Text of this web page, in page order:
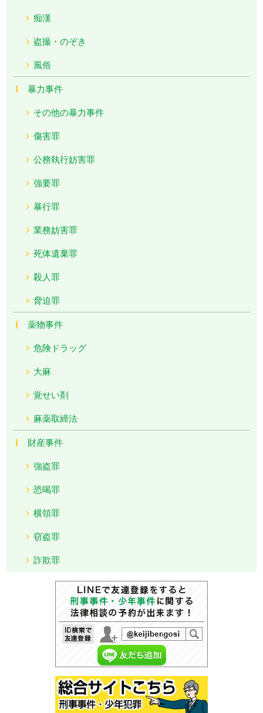
痴漢
盗撮・のぞき
風俗
暴力事件
その他の暴力事件
傷害罪
公務執行妨害罪
強要罪
暴行罪
業務妨害罪
死体遺棄罪
殺人罪
脅迫罪
薬物事件
危険ドラッグ
大麻
覚せい剤
麻薬取締法
財産事件
強盗罪
恐喝罪
横領罪
窃盗罪
詐欺罪